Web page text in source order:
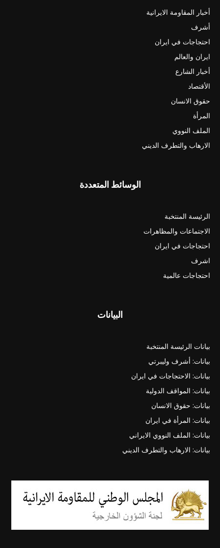
أخبار المقاومة الايرانية
أشرف
احتجاجات في ايران
ايران والعالم
أخبار الشارع
الأقتصاد
حقوق الانسان
المرأة
الملف النووي
الارهاب والتطرف الديني
الوسائط المتعددة
الرئيسة المنتخبة
الاجتماعات والمظاهرات
احتجاجات في ايران
اشرف
احتجاجات عالمية
البيانات
بيانات الرئيسة المنتخبة
بيانات: أشرف وليبرتي
بيانات: الاحتجاجات في ايران
بيانات: المواقف الدولية
بيانات: حقوق الانسان
بيانات: المرأة في ايران
بيانات: الملف النووي الايراني
بيانات: الارهاب والتطرف الديني